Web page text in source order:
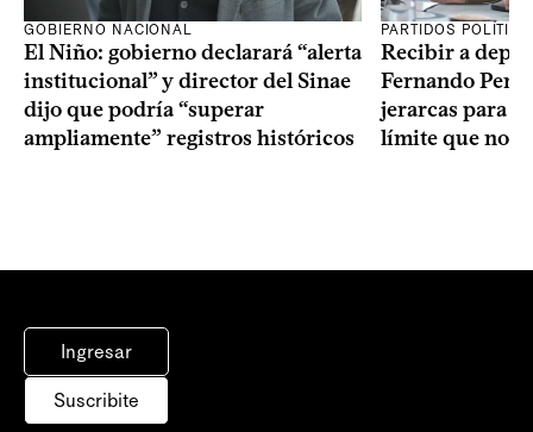
GOBIERNO NACIONAL
El Niño: gobierno declarará “alerta
institucional” y director del Sinae
dijo que podría “superar
ampliamente” registros históricos
PARTIDOS
Recibir a
Fernando
jerarcas para
límite que no
Ingresar
Suscribite